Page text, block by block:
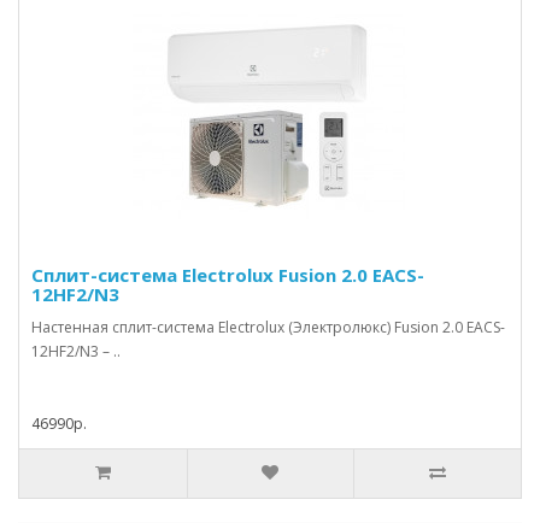
Сплит-система Electrolux Fusion 2.0 EACS-
12HF2/N3
Настенная сплит-система Electrolux (Электролюкс) Fusion 2.0 EACS-
12HF2/N3 – ..
46990р.